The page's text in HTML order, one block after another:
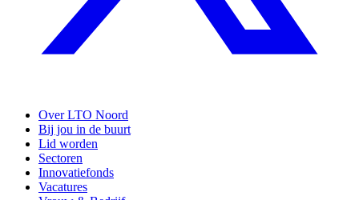
Over LTO Noord
Bij jou in de buurt
Lid worden
Sectoren
Innovatiefonds
Vacatures